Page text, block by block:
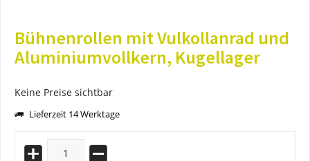
Bühnenrollen mit Vulkollanrad und
Aluminiumvollkern, Kugellager
Keine Preise sichtbar
Lieferzeit 14 Werktage